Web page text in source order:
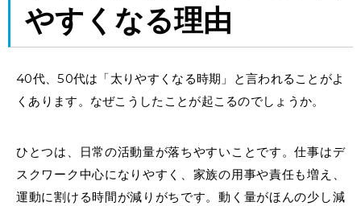
やすくなる理由
40代、50代は「太りやすくなる時期」と言われることがよ
くあります。なぜこうしたことが起こるのでしょうか。
ひとつは、日常の活動量が落ちやすいことです。仕事はデ
スクワーク中心になりやすく、家族の用事や責任も増え、
運動に割ける時間が減りがちです。動く量がほんの少し減